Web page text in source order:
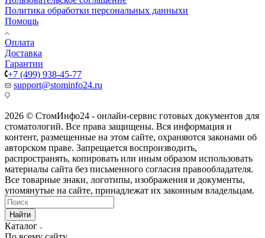
Политика обработки персональных данныхи
Помощь
Оплата
Доставка
Гарантии
+7 (499) 938-45-77
support@stominfo24.ru
2026 © СтомИнфо24 - онлайн-сервис готовых документов для
стоматологий. Все права защищены. Вся информация и
контент, размещенные на этом сайте, охраняются законами об
авторском праве. Запрещается воспроизводить,
распространять, копировать или иным образом использовать
материалы сайта без письменного согласия правообладателя.
Все товарные знаки, логотипы, изображения и документы,
упомянутые на сайте, принадлежат их законным владельцам.
Найти
Каталог